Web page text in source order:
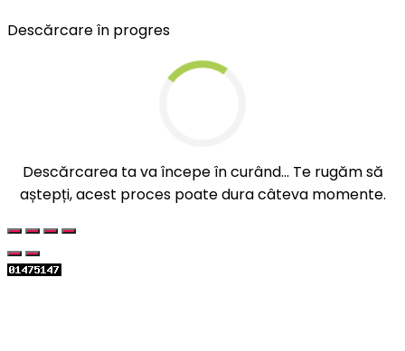
Descărcare în progres
Descărcarea ta va începe în curând... Te rugăm să
aștepți, acest proces poate dura câteva momente.